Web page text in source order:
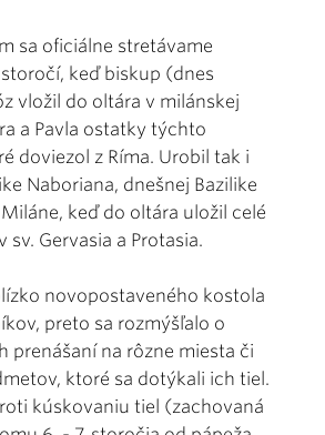
sa oficiálne stretávame
keď biskup (dnes
vložil do oltára v milánskej
a Pavla ostatky týchto
doviezol z Ríma. Urobil tak i
Naboriana, dnešnej Bazilike
keď do oltára uložil celé
Gervasia a Protasia.
novopostaveného kostola
preto sa rozmýšľalo o
prenášaní na rôzne miesta či
ktoré sa dotýkali ich tiel.
kúskovaniu tiel (zachovaná